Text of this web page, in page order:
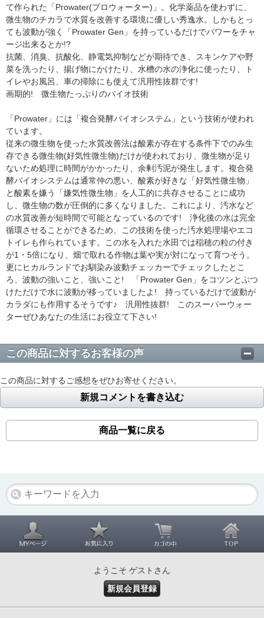
て作られた「Prowater(プロウォーター)」。化学薬品を使わずに、
微生物のチカラで水質を改善する環境に優しい秀逸水。しかもとっ
ても波動が強く「Prowater Gen」を持っているだけでパワーをチャ
ージ出来るとか!?
抗菌、消臭、抗酸化、静電気抑制などが期待でき、スキンケアや野
菜を洗ったり、揚げ物にかけたり、水槽の水の浄化に使ったり、ト
イレやお風呂、車の掃除にも使えて汎用性抜群です!
画期的! 微生物たっぷりのバイオ技術
「Prowater」には「複合発酵バイオシステム」という技術が使われ
ています。
従来の微生物を使った水質改善法は酸素が存在する条件下でのみ生
存できる微生物(好気性微生物)だけが使われており、微生物が足り
ないため処理に時間がかかったり、余剰汚泥が発生します。複合発
酵バイオシステムは通常仲の悪い、酸素が好きな「好気性微生物」
と酸素を嫌う「嫌気性微生物」を人工的に共存させることに成功
し、微生物の数が圧倒的に多くなりました。これにより、汚水など
の水質改善が短時間で可能となっているのです! 浄化後の水は完全
循環させることができるため、この技術を使った汚水処理場やエコ
トイレも作られています。この水を入れた水田では稲穂の粒の付き
が1・5倍になり、畑で取れる作物は葉や実が対になって育つそう。
更にヒカルランドでお馴染み波動チェッカーでチェックしたとこ
ろ、波動の強いこと、強いこと! 「Prowater Gen」をコツンとぶつ
けただけで水に波動が移っていましたよ! 持っているだけで波動が
カラダにも作用するそうです♪ 汎用性抜群! このスーパーウォー
ターぜひあなたの生活にお役立て下さい!
この商品に対するお客様の声
この商品に対するご感想をぜひお寄せください。
新規コメントを書き込む
商品一覧に戻る
ようこそ ゲストさん
新規会員登録